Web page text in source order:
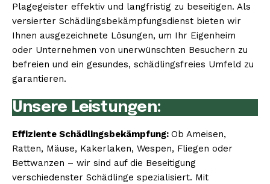
Plagegeister effektiv und langfristig zu beseitigen. Als
versierter Schädlingsbekämpfungsdienst bieten wir
Ihnen ausgezeichnete Lösungen, um Ihr Eigenheim
oder Unternehmen von unerwünschten Besuchern zu
befreien und ein gesundes, schädlingsfreies Umfeld zu
garantieren.
Unsere Leistungen:
Effiziente Schädlingsbekämpfung: Ob Ameisen,
Ratten, Mäuse, Kakerlaken, Wespen, Fliegen oder
Bettwanzen – wir sind auf die Beseitigung
verschiedenster Schädlinge spezialisiert. Mit